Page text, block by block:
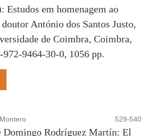
Estudos em homenagem ao
António dos Santos Justo,
de Coimbra, Coimbra,
9464-30-0, 1056 pp.
529-540
Domingo Rodríguez Martín: El